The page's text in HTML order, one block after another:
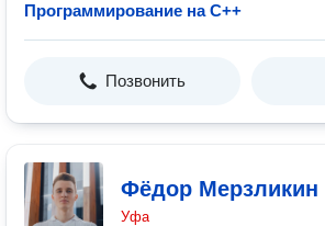
Программирование на C++
Позвонить
Фёдор Мерзликин
Уфа